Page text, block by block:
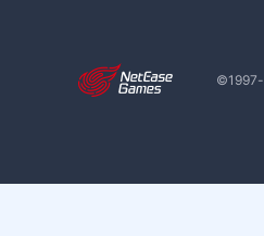
©1997-